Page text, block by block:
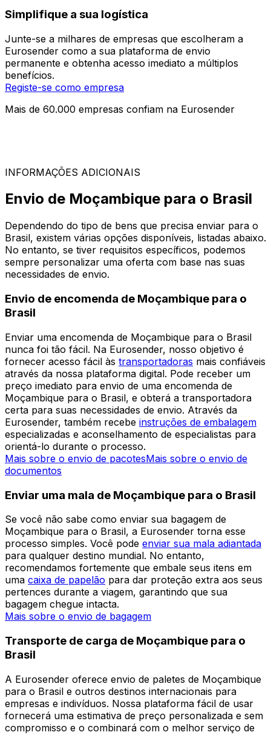
LTL
A pedido
Frete aéreo
A pedido
Eurosender como a sua plataforma de envio
permanente e obtenha acesso imediato a múltiplos
benefícios.
Registe-se como empresa
Mais de 60.000 empresas confiam na Eurosender
INFORMAÇÕES ADICIONAIS
Envio de Moçambique para o Brasil
Dependendo do tipo de bens que precisa enviar para o
Brasil, existem várias opções disponíveis, listadas abaixo.
No entanto, se tiver requisitos específicos, podemos
sempre personalizar uma oferta com base nas suas
necessidades de envio.
Envio de encomenda de Moçambique para o
Brasil
nunca foi tão fácil. Na Eurosender, nosso objetivo é
através da nossa plataforma digital. Pode receber um
preço imediato para envio de uma encomenda de
Moçambique para o Brasil, e obterá a transportadora
certa para suas necessidades de envio. Através da
Eurosender, também recebeinstruções de embalagem
especializadas e aconselhamento de especialistas para
orientá-lo durante o processo.
Mais sobre o envio de pacotes
documentos
Enviar uma mala de Moçambique para o Brasil
Moçambique para o Brasil, a Eurosender torna esse
processo simples. Você podeenviar sua mala adiantada
para qualquer destino mundial. No entanto,
recomendamos fortemente que embale seus itens em
umacaixa de papelãopara dar proteção extra aos seus